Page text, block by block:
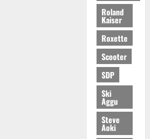
Roland
Kaiser
Roxette
Scooter
SDP
Ski
Aggu
Steve
Aoki